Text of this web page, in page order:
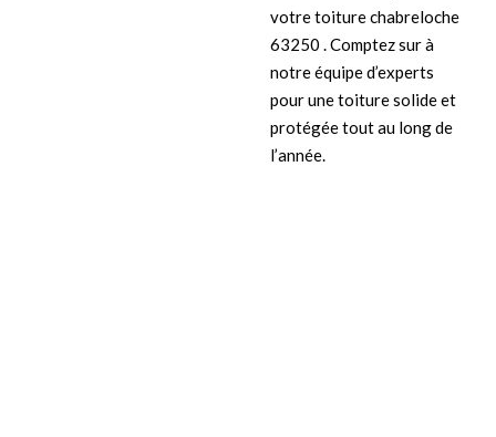
votre toiture chabreloche
63250 . Comptez sur à
notre équipe d’experts
pour une toiture solide et
protégée tout au long de
l’année.